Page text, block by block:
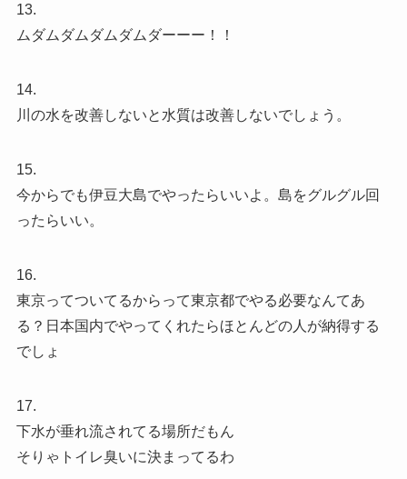
13.
ムダムダムダムダムダーーー！！
14.
川の水を改善しないと水質は改善しないでしょう。
15.
今からでも伊豆大島でやったらいいよ。島をグルグル回
ったらいい。
16.
東京ってついてるからって東京都でやる必要なんてあ
る？日本国内でやってくれたらほとんどの人が納得する
でしょ
17.
下水が垂れ流されてる場所だもん
そりゃトイレ臭いに決まってるわ